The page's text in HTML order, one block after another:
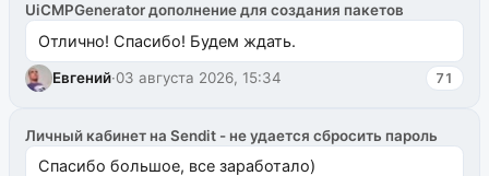
UiCMPGenerator дополнение для создания пакетов
Отлично! Спасибо! Будем ждать.
Евгений·03 августа 2026, 15:34 71
Личный кабинет на Sendit - не удается сбросить пароль
Спасибо большое, все заработало)